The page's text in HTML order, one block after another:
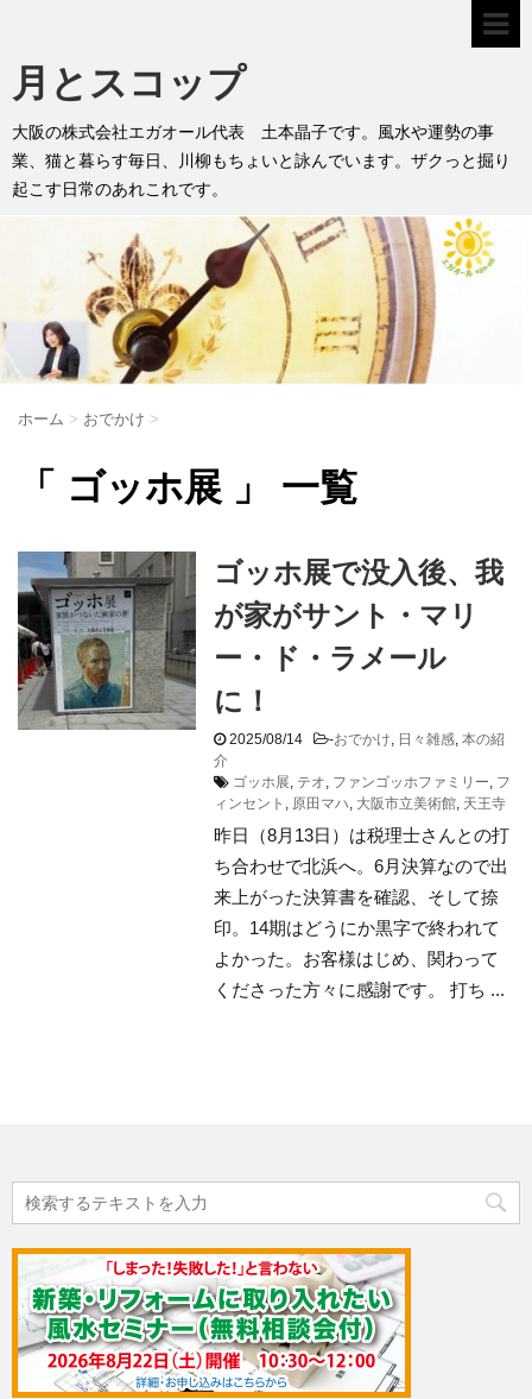
月とスコップ
大阪の株式会社エガオール代表 土本晶子です。風水や運勢の事
業、猫と暮らす毎日、川柳もちょいと詠んでいます。ザクっと掘り
起こす日常のあれこれです。
ホーム > おでかけ >
「 ゴッホ展 」 一覧
ゴッホ展で没入後、我
が家がサント・マリ
ー・ド・ラメール
に！
2025/08/14 -おでかけ, 日々雑感, 本の紹
介
ゴッホ展, テオ, ファンゴッホファミリー, フ
ィンセント , 原田マハ, 大阪市立美術館, 天王寺
昨日（8月13日）は税理士さんとの打
ち合わせで北浜へ。6月決算なので出
来上がった決算書を確認、そして捺
印。14期はどうにか黒字で終われて
よかった。お客様はじめ、関わって
くださった方々に感謝です。 打ち ...